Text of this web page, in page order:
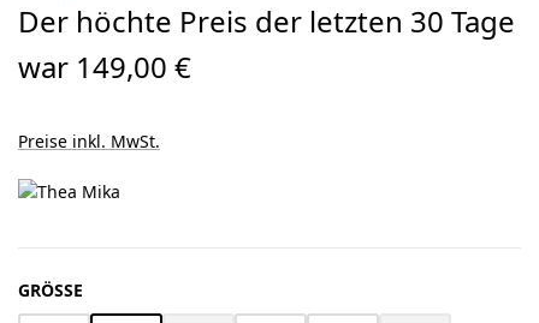
Der höchte Preis der letzten 30 Tage
war 149,00 €
Preise inkl. MwSt.
GRÖSSE